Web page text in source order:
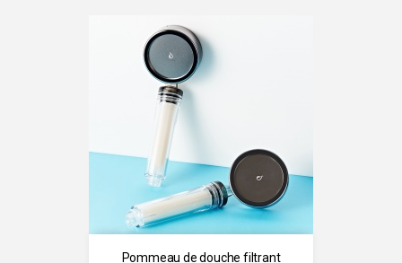
Pommeau de douche filtrant